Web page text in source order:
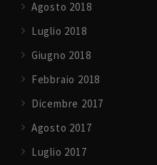
Agosto 2018
Luglio 2018
Giugno 2018
Febbraio 2018
Dicembre 2017
Agosto 2017
Luglio 2017